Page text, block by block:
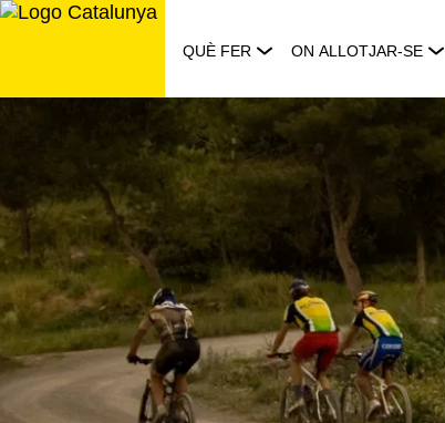
Saltar
QUÈ FER ON ALLOTJAR-SE